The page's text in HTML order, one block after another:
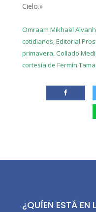
Cielo.»
Omraam Mikhaël
cotidianos, Editorial
primavera, Collado
cortesía de Fermín
¿QUÍEN ESTÁ EN